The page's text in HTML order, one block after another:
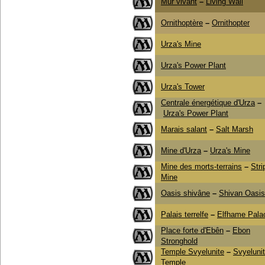
Ornithoptère – Ornithopter
Urza's Mine
Urza's Power Plant
Urza's Tower
Centrale énergétique d'Urza–
Urza's Power Plant
Marais salant – Salt Marsh
Mine d'Urza– Urza's Mine
Mine des morts-terrains –
Mine
Oasis shivâne – Shivan Oasis
Palais terrelfe – Elfhame
Place forte d'Ebên – Ebon
Stronghold
Temple Svyelunite –
Temple